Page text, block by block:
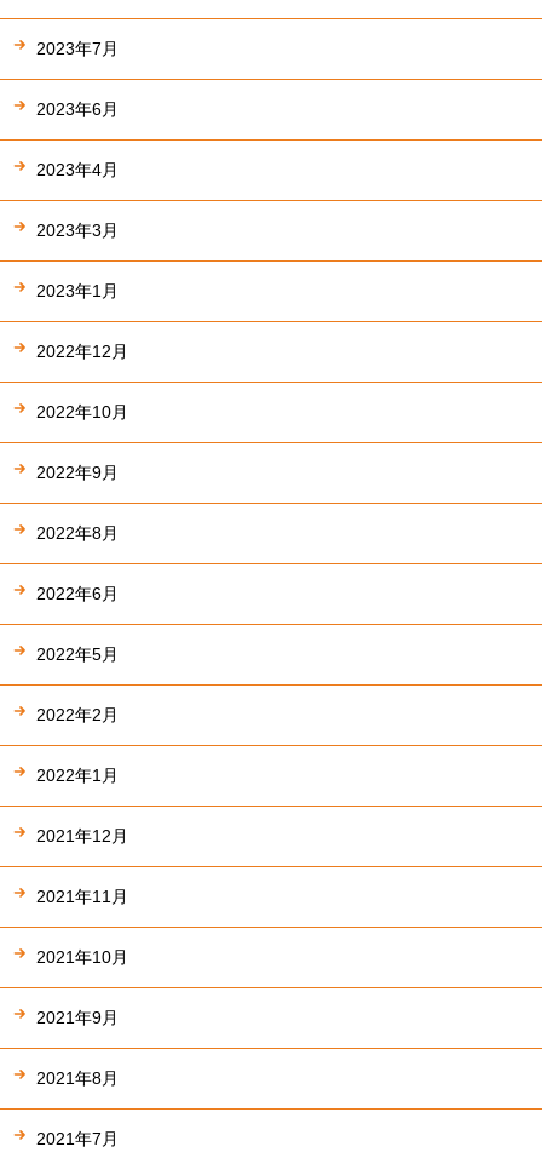
2023年7月
2023年6月
2023年4月
2023年3月
2023年1月
2022年12月
2022年10月
2022年9月
2022年8月
2022年6月
2022年5月
2022年2月
2022年1月
2021年12月
2021年11月
2021年10月
2021年9月
2021年8月
2021年7月